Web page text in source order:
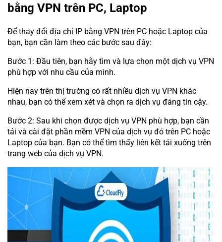
bằng VPN trên PC, Laptop
Để thay đổi địa chỉ IP bằng VPN trên PC hoặc Laptop của
bạn, bạn cần làm theo các bước sau đây:
Bước 1: Đầu tiên, bạn hãy tìm và lựa chọn một dịch vụ VPN
phù hợp với nhu cầu của mình.
Hiện nay trên thị trường có rất nhiều dịch vụ VPN khác
nhau, bạn có thể xem xét và chọn ra dịch vụ đáng tin cậy.
Bước 2: Sau khi chọn được dịch vụ VPN phù hợp, bạn cần
tải và cài đặt phần mềm VPN của dịch vụ đó trên PC hoặc
Laptop của bạn. Bạn có thể tìm thấy liên kết tải xuống trên
trang web của dịch vụ VPN.